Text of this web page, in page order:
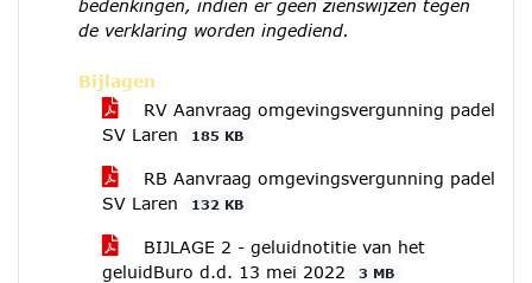
bedenkingen, indien er geen zienswijzen tegen
de verklaring worden ingediend.
Bijlagen
RV Aanvraag omgevingsvergunning padel
SV Laren
185 KB
RB Aanvraag omgevingsvergunning padel
SV Laren
132 KB
BIJLAGE 2 - geluidnotitie van het
geluidBuro d.d. 13 mei 2022
3 MB